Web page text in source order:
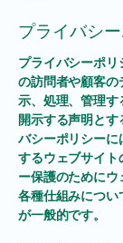
プライバシ
プライバシーポ
の訪問者や顧客
示、処理、管理
開示する声明と
バシーポリシー
するウェブサイ
ー保護のために
各種仕組みにつ
が一般的です。